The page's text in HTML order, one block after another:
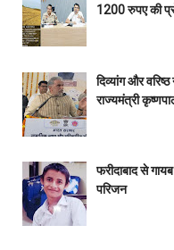
1200 रुपए की
दिव्यांग और
राज्यमंत्री
फरीदाबाद से
परिजन